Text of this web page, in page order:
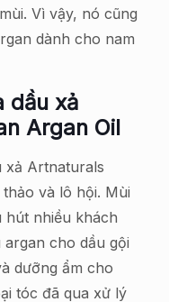
Vì vậy, nó cũng
dành cho nam
dầu xả
Argan Oil
xả Artnaturals
và lô hội. Mùi
hút nhiều khách
cho dầu gội
dưỡng ẩm cho
tóc đã qua xử lý